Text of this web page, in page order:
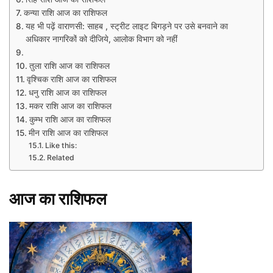
कन्या राशि आज का राशिफल
यह भी पढ़ें वाराणसी: साहब , स्ट्रीट लाइट बिगड़ने पर उसे बनवाने का
अधिकार नागरिकों को दीजिये, आलोक विभाग को नहीं
तुला राशि आज का राशिफल
वृश्चिक राशि आज का राशिफल
धनु राशि आज का राशिफल
मकर राशि आज का राशिफल
कुम्भ राशि आज का राशिफल
मीन राशि आज का राशिफल
Like this:
Related
आजकाराशिफल